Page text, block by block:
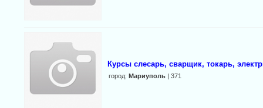
Курсы слесарь, сварщик, токарь,
город: Мариуполь| 371